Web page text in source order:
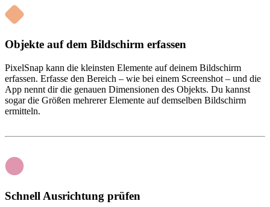
Objekte auf dem Bildschirm erfassen
PixelSnap kann die kleinsten Elemente auf deinem Bildschirm
erfassen. Erfasse den Bereich – wie bei einem Screenshot – und die
App nennt dir die genauen Dimensionen des Objekts. Du kannst
sogar die Größen mehrerer Elemente auf demselben Bildschirm
ermitteln.
Schnell Ausrichtung prüfen